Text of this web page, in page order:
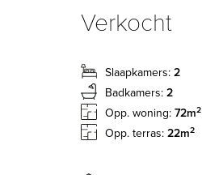
Verkocht
Slaapkamers: 2
Badkamers: 2
Opp. woning: 72m2
Opp. terras: 22m2